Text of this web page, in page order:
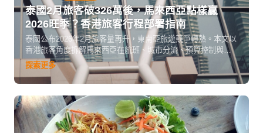
泰國2月旅客破326萬後，馬來西亞點樣贏
2026旺季？香港旅客行程部署指南
泰國公布2026年2月旅客量再升，東南亞旅遊競爭轉熱。本文以
香港旅客角度拆解馬來西亞在航班、城市分流、預算控制與節
慶體驗的實際優勢，提供可立即執行的訂票與行程策略。
探索更多